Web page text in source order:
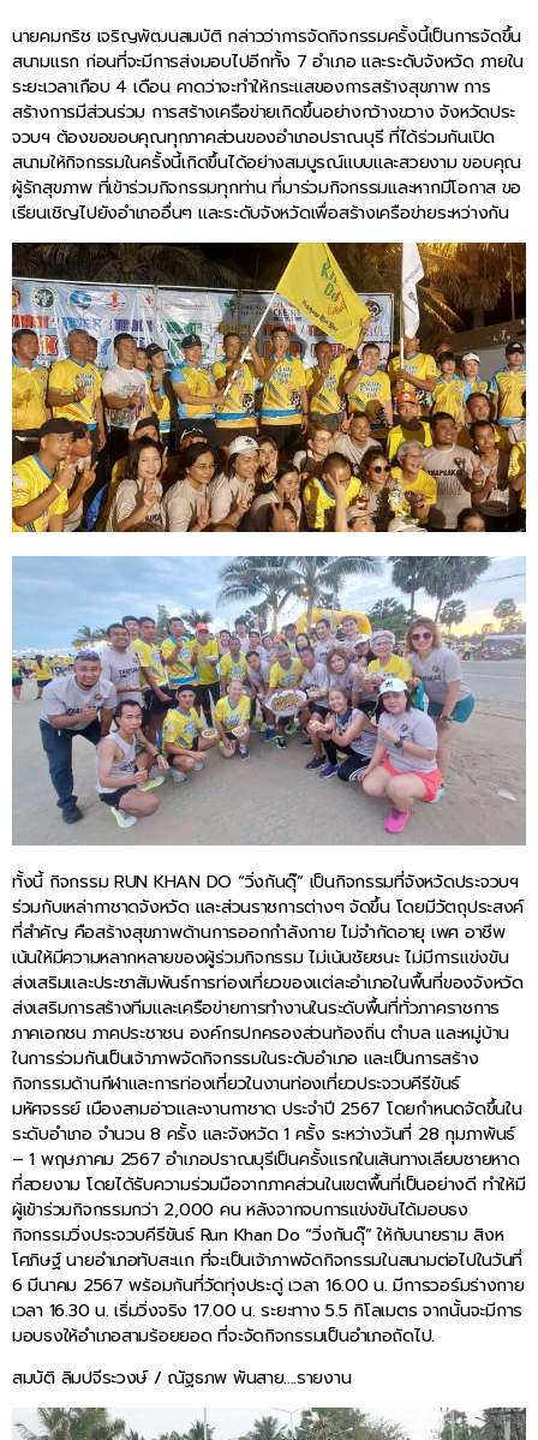
นายคมกริช เจริญพัฒนสมบัติ กล่าวว่าการจัดกิจกรรมครั้งนี้เป็นการจัดขึ้น
สนามแรก ก่อนที่จะมีการส่งมอบไปอีกทั้ง 7 อำเภอ และระดับจังหวัด ภายใน
ระยะเวลาเกือบ 4 เดือน คาดว่าจะทำให้กระแสของการสร้างสุขภาพ การ
สร้างการมีส่วนร่วม การสร้างเครือข่ายเกิดขึ้นอย่างกว้างขวาง จังหวัดประ
จวบฯ ต้องขอขอบคุณทุกภาคส่วนของอำเภอปราณบุรี ที่ได้ร่วมกันเปิด
สนามให้กิจกรรมในครั้งนี้เกิดขึ้นได้อย่างสมบูรณ์แบบและสวยงาม ขอบคุณ
ผู้รักสุขภาพ ที่เข้าร่วมกิจกรรมทุกท่าน ที่มาร่วมกิจกรรมและหากมีโอกาส ขอ
เรียนเชิญไปยังอำเภออื่นๆ และระดับจังหวัดเพื่อสร้างเครือข่ายระหว่างกัน
ทั้งนี้ กิจกรรม RUN KHAN DO “วิ่งกันดุ๊” เป็นกิจกรรมที่จังหวัดประจวบฯ
ร่วมกับเหล่ากาชาดจังหวัด และส่วนราชการต่างๆ จัดขึ้น โดยมีวัตถุประสงค์
ที่สำคัญ คือสร้างสุขภาพด้านการออกกำลังกาย ไม่จำกัดอายุ เพศ อาชีพ
เน้นให้มีความหลากหลายของผู้ร่วมกิจกรรม ไม่เน้นชัยชนะ ไม่มีการแข่งขัน
ส่งเสริมและประชาสัมพันธ์การท่องเที่ยวของแต่ละอำเภอในพื้นที่ของจังหวัด
ส่งเสริมการสร้างทีมและเครือข่ายการทำงานในระดับพื้นที่ทั่วภาคราชการ
ภาคเอกชน ภาคประชาชน องค์กรปกครองส่วนท้องถิ่น ตำบล และหมู่บ้าน
ในการร่วมกันเป็นเจ้าภาพจัดกิจกรรมในระดับอำเภอ และเป็นการสร้าง
กิจกรรมด้านกีฬาและการท่องเที่ยวในงานท่องเที่ยวประจวบคีรีขันธ์
มหัศจรรย์ เมืองสามอ่าวและงานกาชาด ประจำปี 2567 โดยกำหนดจัดขึ้นใน
ระดับอำเภอ จำนวน 8 ครั้ง และจังหวัด 1 ครั้ง ระหว่างวันที่ 28 กุมภาพันธ์
– 1 พฤษภาคม 2567 อำเภอปราณบุรีเป็นครั้งแรกในเส้นทางเลียบชายหาด
ที่สวยงาม โดยได้รับความร่วมมือจากภาคส่วนในเขตพื้นที่เป็นอย่างดี ทำให้มี
ผู้เข้าร่วมกิจกรรมกว่า 2,000 คน หลังจากจบการแข่งขันได้มอบธง
กิจกรรมวิ่งประจวบคีรีขันธ์ Run Khan Do “วิ่งกันดุ๊” ให้กับนายราม สิงห
โศภิษฐ์ นายอำเภอทับสะแก ที่จะเป็นเจ้าภาพจัดกิจกรรมในสนามต่อไปในวันที่
6 มีนาคม 2567 พร้อมกันที่วัดทุ่งประดู่ เวลา 16.00 น. มีการวอร์มร่างกาย
เวลา 16.30 น. เริ่มวิ่งจริง 17.00 น. ระยะทาง 5.5 กิโลเมตร จากนั้นจะมีการ
มอบธงให้อำเภอสามร้อยยอด ที่จะจัดกิจกรรมเป็นอำเภอถัดไป.
สมบัติ ลิมปจีระวงษ์ / ณัฐธภพ พันสาย….รายงาน